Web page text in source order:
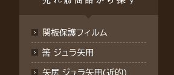
関板保護フィルム
筈 ジュラ矢用
矢尻 ジュラ矢用(近的)